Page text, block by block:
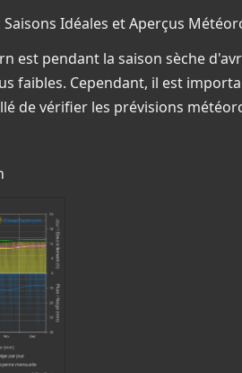
Idéales et Aperçus
est pendant la saison sèche
faibles. Cependant, il est
de vérifier les prévisions